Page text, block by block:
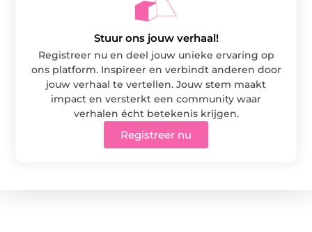
Stuur ons jouw verhaal!
Registreer nu en deel jouw unieke ervaring op
ons platform. Inspireer en verbindt anderen door
jouw verhaal te vertellen. Jouw stem maakt
impact en versterkt een community waar
verhalen écht betekenis krijgen.
Registreer nu